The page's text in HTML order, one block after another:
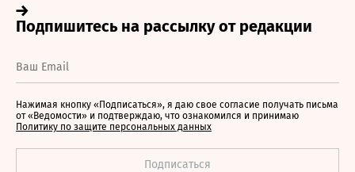
Нажимая кнопку «Подписаться», я даю свое согласие получать письма
от «Ведомости» и подтверждаю, что ознакомился и принимаю
Политику по защите персональных данных